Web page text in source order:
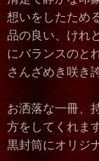
想いをしたため
品の良い、けれ
にバランスのと
さんざめき咲き
お洒落な一冊、
方をしてくれます
黒封筒にオリジ